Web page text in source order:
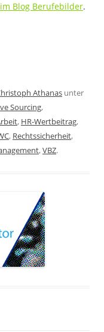
Blog Berufebilder.
Athanas unter
Sourcing,
, HR-Wertbeitrag,
, Rechtssicherheit,
,VBZ.